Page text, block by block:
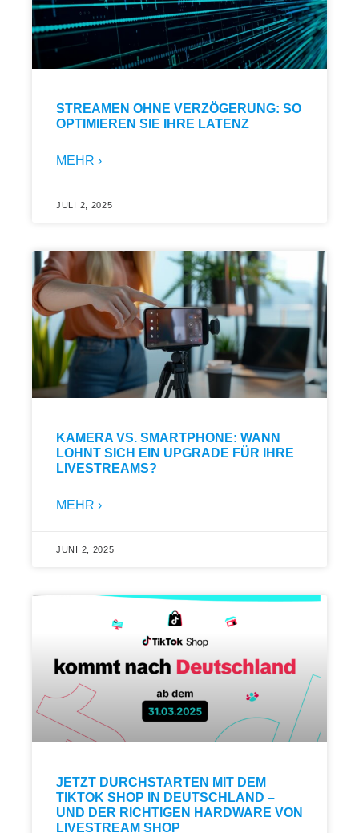
STREAMEN OHNE VERZÖGERUNG: SO
OPTIMIEREN SIE IHRE LATENZ
MEHR ›
JULI 2, 2025
KAMERA VS. SMARTPHONE: WANN
LOHNT SICH EIN UPGRADE FÜR IHRE
LIVESTREAMS?
MEHR ›
JUNI 2, 2025
JETZT DURCHSTARTEN MIT DEM
TIKTOK SHOP IN DEUTSCHLAND –
UND DER RICHTIGEN HARDWARE VON
LIVESTREAM SHOP